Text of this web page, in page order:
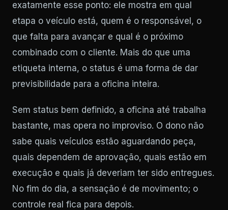
exatamente esse ponto: ele mostra em qual
etapa o veículo está, quem é o responsável, o
que falta para avançar e qual é o próximo
combinado com o cliente. Mais do que uma
etiqueta interna, o status é uma forma de dar
previsibilidade para a oficina inteira.
Sem status bem definido, a oficina até trabalha
bastante, mas opera no improviso. O dono não
sabe quais veículos estão aguardando peça,
quais dependem de aprovação, quais estão em
execução e quais já deveriam ter sido entregues.
No fim do dia, a sensação é de movimento; o
controle real fica para depois.